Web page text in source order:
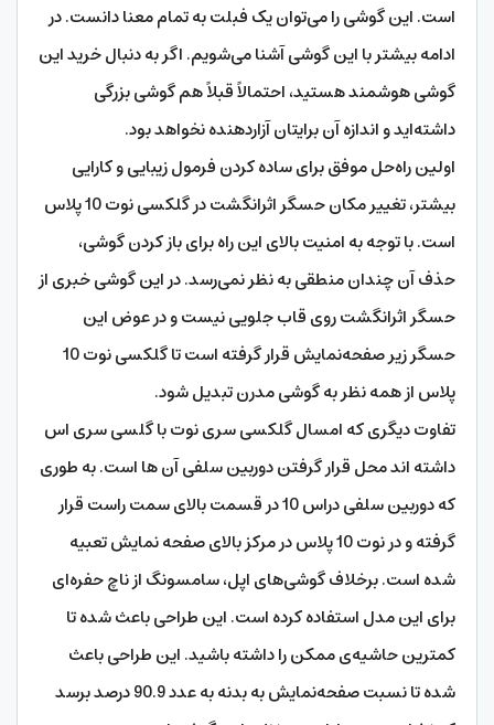
است. این گوشی را می‌توان یک فبلت به تمام معنا دانست. در
ادامه بیشتر با این گوشی آشنا می‌شویم. اگر به دنبال خرید این
گوشی هوشمند هستید، احتمالاً قبلاً هم گوشی بزرگی
داشته‌اید و اندازه آن برایتان آزاردهنده نخواهد بود.
اولین راه‌حل موفق برای ساده کردن فرمول زیبایی و کارایی
بیشتر، تغییر مکان حسگر اثرانگشت در گلکسی نوت 10 پلاس
است. با توجه به امنیت بالای این راه برای باز کردن گوشی،
حذف آن چندان منطقی به نظر نمی‌رسد. در این گوشی خبری از
حسگر اثرانگشت روی قاب جلویی نیست و در عوض این
حسگر زیر صفحه‌نمایش قرار گرفته است تا گلکسی نوت 10
پلاس از همه نظر به گوشی مدرن تبدیل شود.
تفاوت دیگری که امسال گلکسی سری نوت با گلسی سری اس
داشته اند محل قرار گرفتن دوربین سلفی آن ها است. به طوری
که دوربین سلفی دراس 10 در قسمت بالای سمت راست قرار
گرفته و در نوت 10 پلاس در مرکز بالای صفحه نمایش تعبیه
شده است. برخلاف گوشی‌های اپل، سامسونگ از ناچ حفره‌ای
برای این مدل استفاده کرده است. این طراحی باعث شده تا
کمترین حاشیه‌ی ممکن را داشته باشید. این طراحی باعث
شده تا نسبت صفحه‌نمایش به بدنه به عدد 90.9 درصد برسد